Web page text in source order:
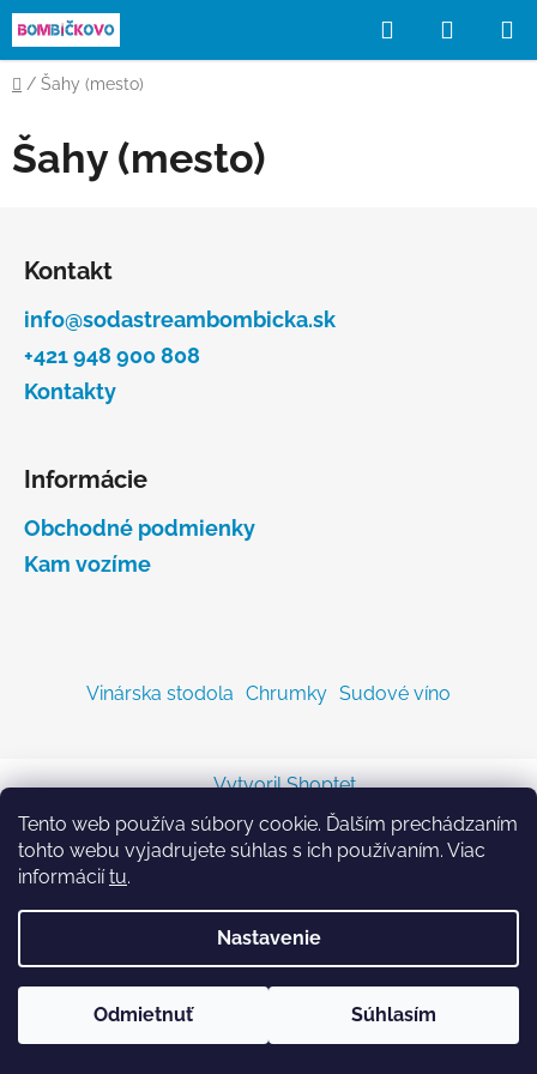
Tento web používa súbory cookie. Ďalším prechádzaním
tohto webu vyjadrujete súhlas s ich používaním. Viac
informáciítu.
Nastavenie
Odmietnuť Súhlasím
Prejsť
na
obsah
Hľadať
KOŠÍK
Domov
/ Šahy (mesto)
Šahy (mesto)
Kontakt
info@sodastreambombicka.sk
+421 948 900 808
Kontakty
Informácie
Obchodné podmienky
Kam vozíme
Vinárska stodola Chrumky Sudové víno
Vytvoril Shoptet
Copyright 2026
Sodastreambombicka.sk
. Všetky
práva vyhradené.